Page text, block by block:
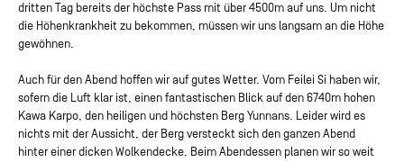
dritten Tag bereits der höchste Pass mit über 4500m auf uns. Um nicht
die Höhenkrankheit zu bekommen, müssen wir uns langsam an die Höhe
gewöhnen.
Auch für den Abend hoffen wir auf gutes Wetter. Vom Feilei Si haben wir,
sofern die Luft klar ist, einen fantastischen Blick auf den 6740m hohen
Kawa Karpo, den heiligen und höchsten Berg Yunnans. Leider wird es
nichts mit der Aussicht, der Berg versteckt sich den ganzen Abend
hinter einer dicken Wolkendecke. Beim Abendessen planen wir so weit